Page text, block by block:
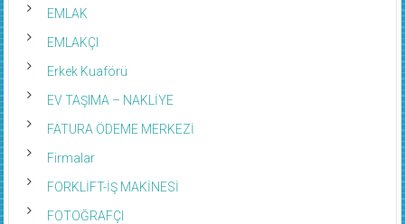
EMLAK
EMLAKÇI
Erkek Kuaförü
EV TAŞIMA – NAKLİYE
FATURA ÖDEME MERKEZİ
Firmalar
FORKLİFT-İŞ MAKİNESİ
FOTOĞRAFÇI